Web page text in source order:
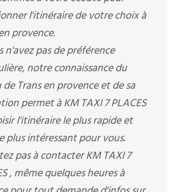
l'itinéraire de votre choix à
provence.
n'avez pas de préférence
notre connaissance du
de Trans en provence et de sa
permet à KM TAXI 7 PLACES
l'itinéraire le plus rapide et
plus intéressant pour vous.
pas à contacter KM TAXI 7
, même quelques heures à